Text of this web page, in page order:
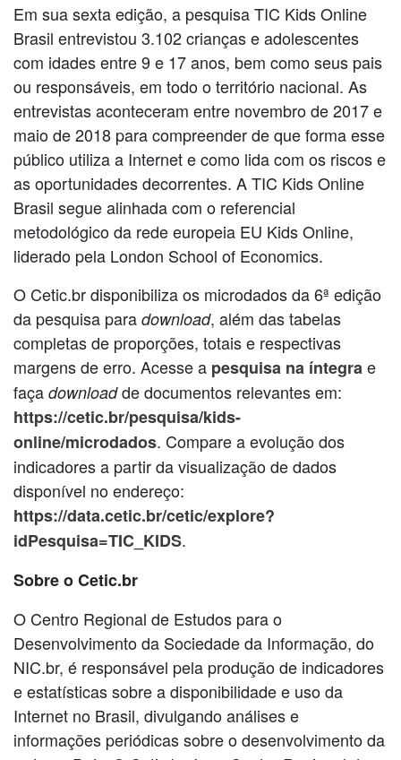
Em sua sexta edição, a pesquisa TIC Kids Online
Brasil entrevistou 3.102 crianças e adolescentes
com idades entre 9 e 17 anos, bem como seus pais
ou responsáveis, em todo o território nacional. As
entrevistas aconteceram entre novembro de 2017 e
maio de 2018 para compreender de que forma esse
público utiliza a Internet e como lida com os riscos e
as oportunidades decorrentes. A TIC Kids Online
Brasil segue alinhada com o referencial
metodológico da rede europeia EU Kids Online,
liderado pela London School of Economics.
O Cetic.br disponibiliza os microdados da 6ª edição
da pesquisa para download, além das tabelas
completas de proporções, totais e respectivas
margens de erro. Acesse a pesquisa na íntegrae
faça downloadde documentos relevantes em:
https://cetic.br/pesquisa/kids-
online/microdados. Compare a evolução dos
indicadores a partir da visualização de dados
disponível no endereço:
https://data.cetic.br/cetic/explore?
idPesquisa=TIC_KIDS.
Sobre o Cetic.br
O Centro Regional de Estudos para o
Desenvolvimento da Sociedade da Informação, do
NIC.br, é responsável pela produção de indicadores
e estatísticas sobre a disponibilidade e uso da
Internet no Brasil, divulgando análises e
informações periódicas sobre o desenvolvimento da